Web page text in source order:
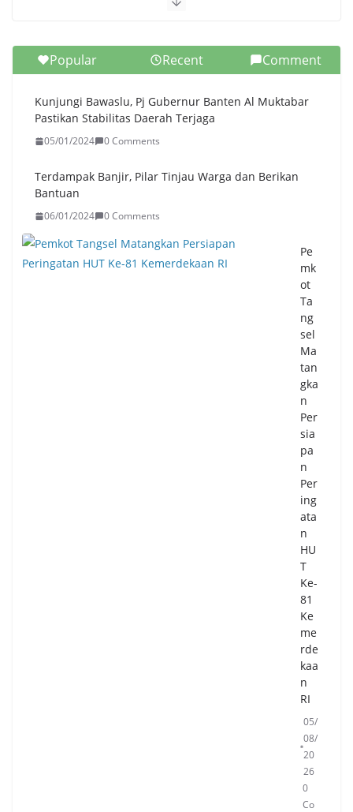
Popular Recent Comment
Kunjungi Bawaslu, Pj Gubernur Banten Al Muktabar
Pastikan Stabilitas Daerah Terjaga
05/01/2024 0 Comments
Terdampak Banjir, Pilar Tinjau Warga dan Berikan
Bantuan
06/01/2024 0 Comments
Pe
mk
ot
Ta
ng
sel
Ma
tan
gka
n
Per
sia
pa
n
Per
ing
ata
n
HU
T
Ke-
81
Ke
me
rde
kaa
n
RI
05/
08/
20
26
0
Co